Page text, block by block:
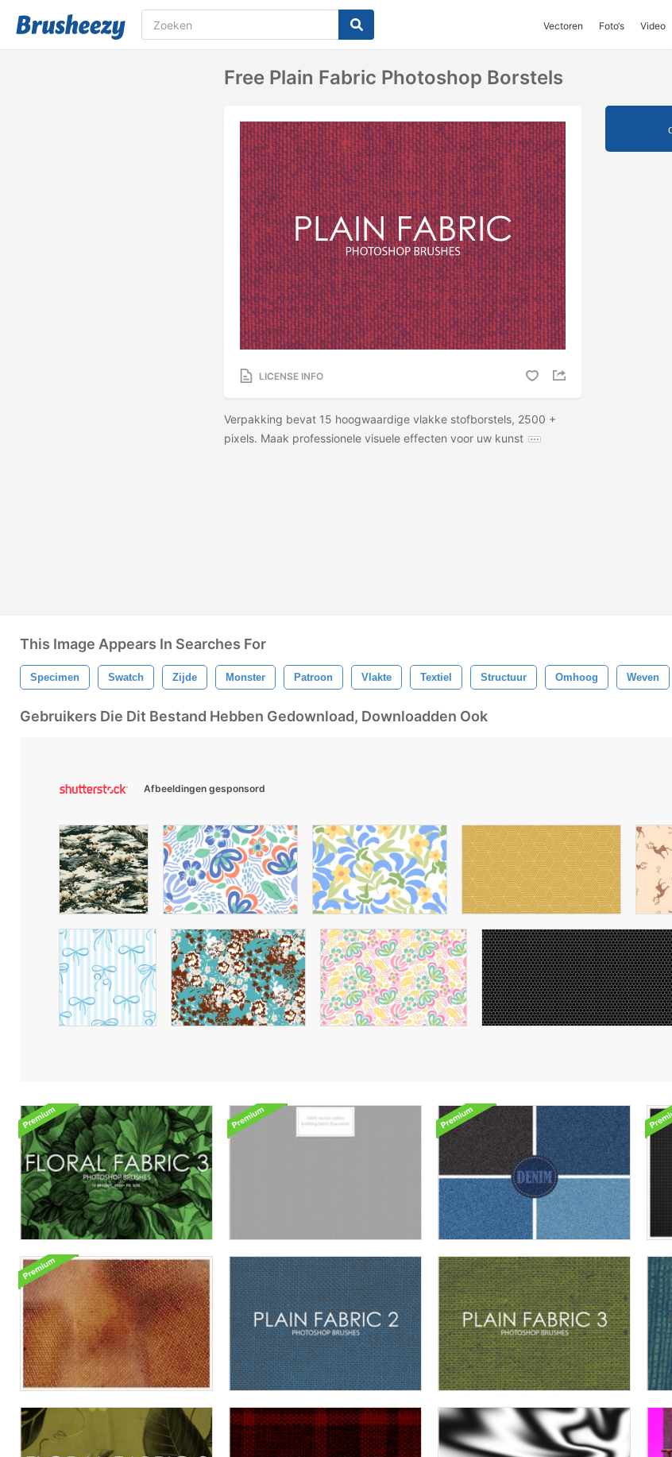
Vectoren Foto‘s Video
Free Plain Fabric Photoshop Borstels
LICENSE INFO
Verpakking bevat 15 hoogwaardige vlakke stofborstels, 2500 +
pixels. Maak professionele visuele effecten voor uw kunst
This Image Appears In Searches For
Specimen Swatch Zijde Monster Patroon Vlakte Textiel Structuur Omhoog Weven
Gebruikers Die Dit Bestand Hebben Gedownload, Downloadden Ook
Afbeeldingen gesponsord